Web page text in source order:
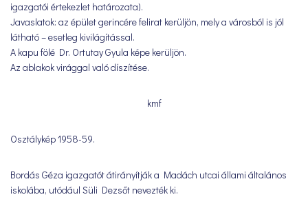
igazgatói értekezlet határozata).
Javaslatok: az épület gerincére felirat kerüljön, mely a városból is jól
látható – esetleg kivilágítással.
A kapu fölé Dr. Ortutay Gyula képe kerüljön.
Az ablakok virággal való díszítése.
kmf
Osztálykép 1958-59.
Bordás Géza igazgatót átirányítják a Madách utcai állami általános
iskolába, utódául Süli Dezsőt nevezték ki.